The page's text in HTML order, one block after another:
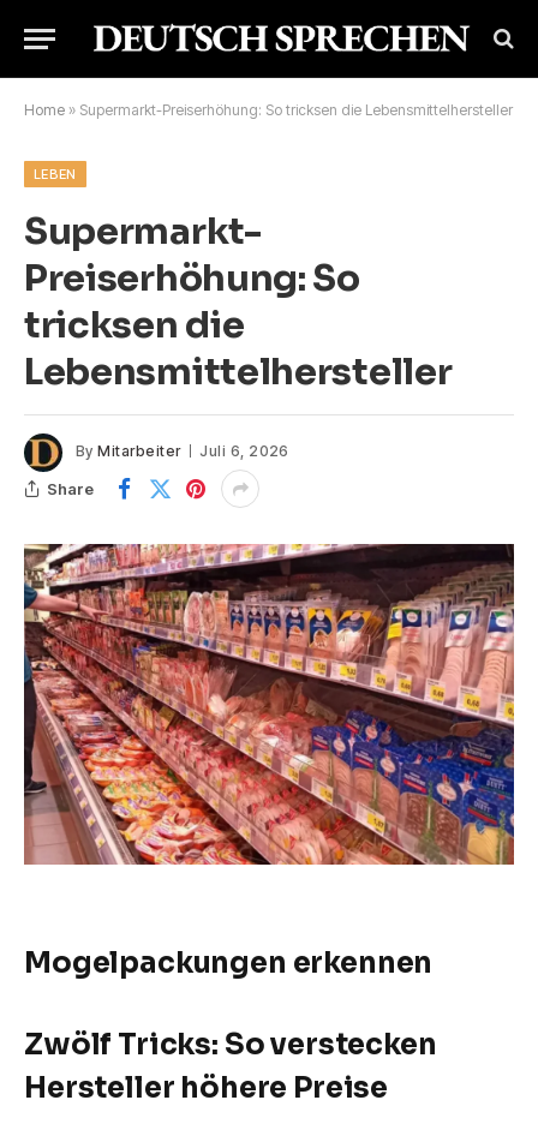
Home » Supermarkt-Preiserhöhung: So tricksen die Lebensmittelhersteller
LEBEN
Supermarkt-
Preiserhöhung: So
tricksen die
Lebensmittelhersteller
By Mitarbeiter Juli 6, 2026
Share
Mogelpackungen erkennen
Zwölf Tricks: So verstecken
Hersteller höhere Preise